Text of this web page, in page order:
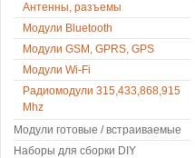
Антенны, разъемы
Модули Bluetooth
Модули GSM, GPRS, GPS
Модули Wi-Fi
Радиомодули 315,433,868,915
Mhz
Модули готовые / встраиваемые
Наборы для сборки DIY